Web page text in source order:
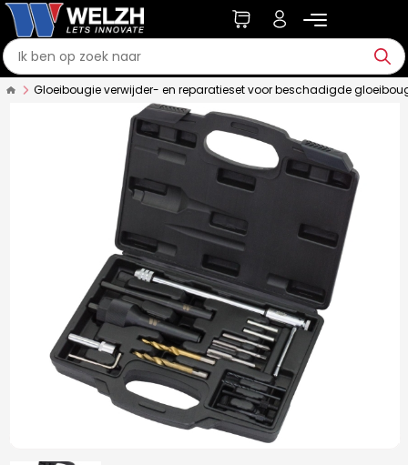
Gloeibougie verwijder- en reparatieset voor beschadigde